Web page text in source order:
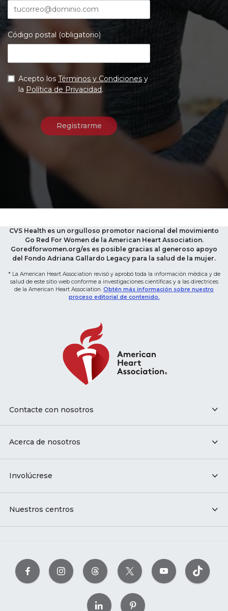
Código postal (obligatorio)
Acepto los Términos y Condiciones y
la Política de Privacidad.
CVS Health es un orgulloso promotor nacional del movimiento
Go Red For Women de la American Heart Association.
Goredforwomen.org/es es posible gracias al generoso apoyo
del Fondo Adriana Gallardo Legacy para la salud de la mujer.
* La American Heart Association revisó y aprobó toda la información médica y de
salud de este sitio web conforme a investigaciones científicas y a las directrices
de la American Heart Association. Obtén más información sobre nuestro
proceso editorial de contenido.
Contacte con nosotros
Acerca de nosotros
Involúcrese
Nuestros centros